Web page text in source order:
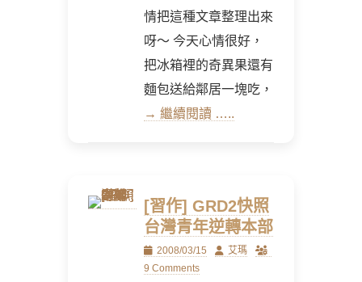
情把這種文章整理出來
呀～ 今天心情很好，
把冰箱裡的奇異果還有
麵包送給鄰居一塊吃，
→ 繼續閱讀 …..
[習作] GRD2快照
台灣青年逆轉本部
Posted
on
2008/03/15 Author
艾瑪
9 Comments